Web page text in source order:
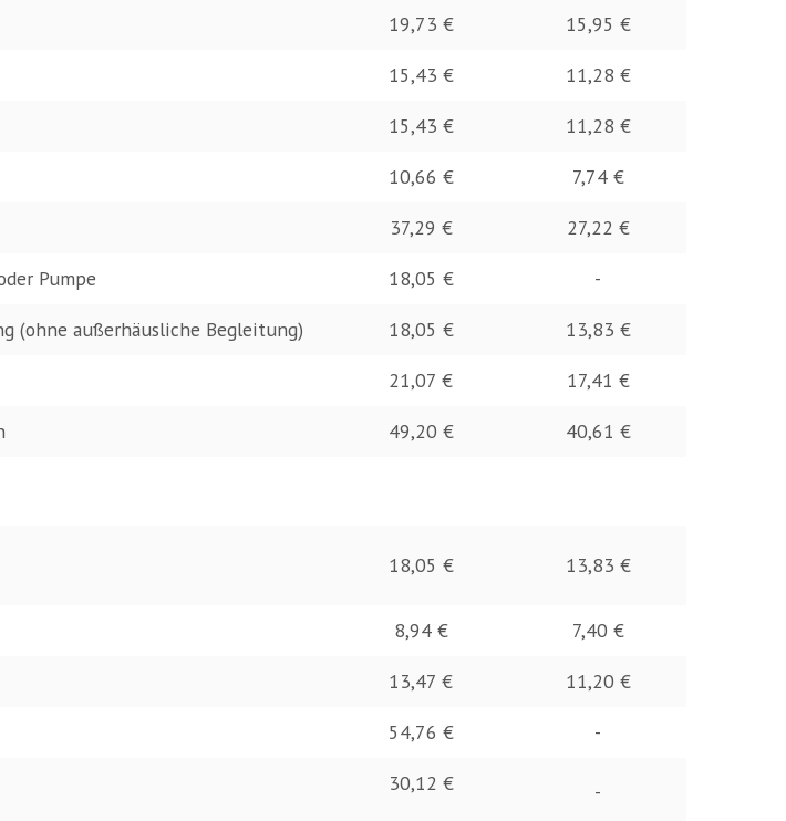
19,73 €
15,95 €
15,43 €
11,28 €
15,43 €
11,28 €
10,66 €
7,74 €
37,29 €
27,22 €
Pumpe 18,05 €
-
(ohne außerhäusliche Begleitung) 18,05 €
13,83 €
21,07 €
17,41 €
49,20 €
40,61 €
18,05 € 13,83 €
8,94 €
7,40 €
13,47 €
11,20 €
54,76 € -
30,12 € -